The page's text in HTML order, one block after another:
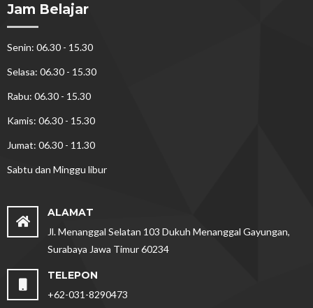
Jam Belajar
Senin: 06.30 - 15.30
Selasa: 06.30 - 15.30
Rabu: 06.30 - 15.30
Kamis: 06.30 - 15.30
Jumat: 06.30 - 11.30
Sabtu dan Minggu libur
ALAMAT
Jl. Menanggal Selatan 103 Dukuh Menanggal Gayungan,
Surabaya Jawa Timur 60234
TELEPON
+62-031-8290473